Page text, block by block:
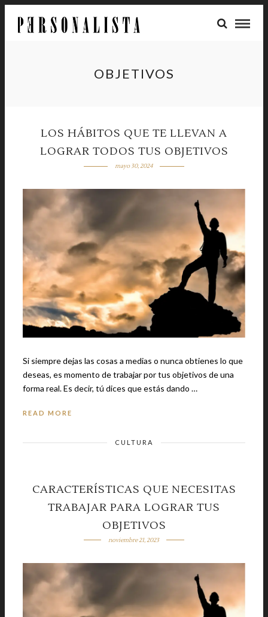
OBJETIVOS
LOS HÁBITOS QUE TE LLEVAN A
LOGRAR TODOS TUS OBJETIVOS
mayo 30, 2024
Si siempre dejas las cosas a medias o nunca obtienes lo que
deseas, es momento de trabajar por tus objetivos de una
forma real. Es decir, tú dices que estás dando …
READ MORE
CULTURA
CARACTERÍSTICAS QUE NECESITAS
TRABAJAR PARA LOGRAR TUS
OBJETIVOS
noviembre 21, 2023